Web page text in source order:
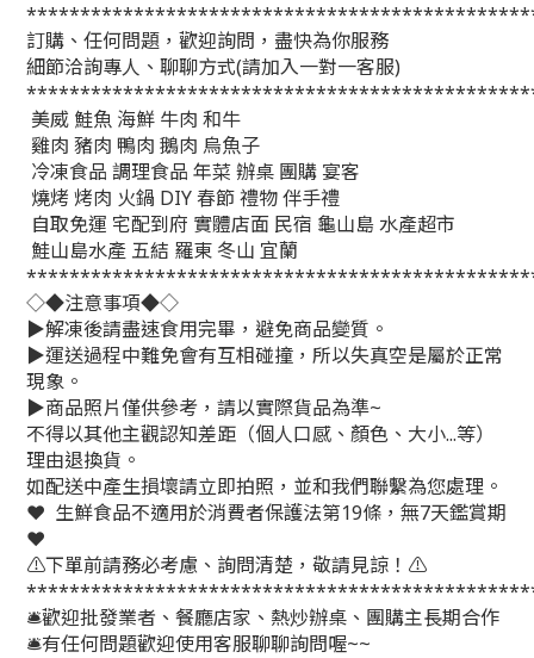
訂購、任何問題，歡迎詢問，盡快為你服務
細節洽詢專人、聊聊方式(請加入一對一客服)
美威 鮭魚 海鮮 牛肉 和牛
雞肉 豬肉 鴨肉 鵝肉 烏魚子
冷凍食品 調理食品 年菜 辦桌 團購 宴客
燒烤 烤肉 火鍋 DIY 春節 禮物 伴手禮
自取免運 宅配到府 實體店面 民宿 龜山島 水產超市
鮭山島水產 五結 羅東 冬山 宜蘭
◇◆注意事項◆◇
▶️解凍後請盡速食用完畢，避免商品變質。
▶️運送過程中難免會有互相碰撞，所以失真空是屬於正常
現象。
▶️商品照片僅供參考，請以實際貨品為準~
不得以其他主觀認知差距（個人口感、顏色、大小...等）
理由退換貨。
如配送中產生損壞請立即拍照，並和我們聯繫為您處理。
❤️ 生鮮食品不適用於消費者保護法第19條，無7天鑑賞期
❤️
⚠️下單前請務必考慮、詢問清楚，敬請見諒！⚠️
🛎歡迎批發業者、餐廳店家、熱炒辦桌、團購主長期合作
🛎有任何問題歡迎使用客服聊聊詢問喔~~